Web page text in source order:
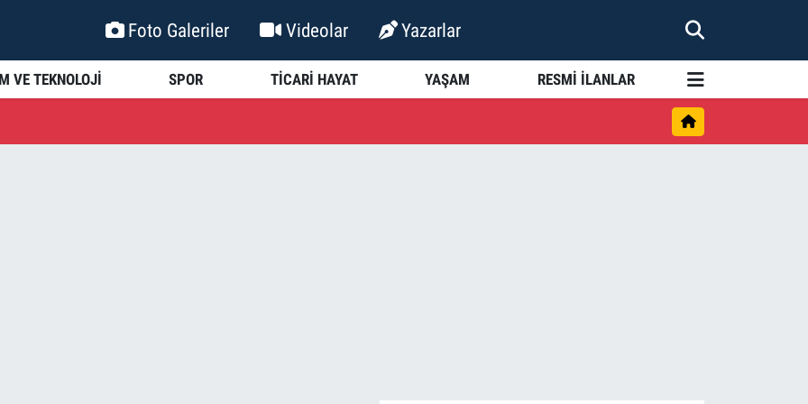
Foto Galeriler Videolar Yazarlar
VE TEKNOLOJİ SPOR TİCARİ HAYAT YAŞAM RESMİ İLANLAR